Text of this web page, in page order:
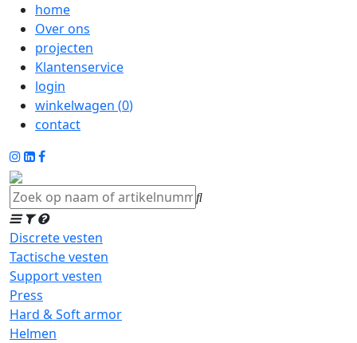
home
Over ons
projecten
Klantenservice
login
winkelwagen (0)
contact
Discrete vesten
Tactische vesten
Support vesten
Press
Hard & Soft armor
Helmen